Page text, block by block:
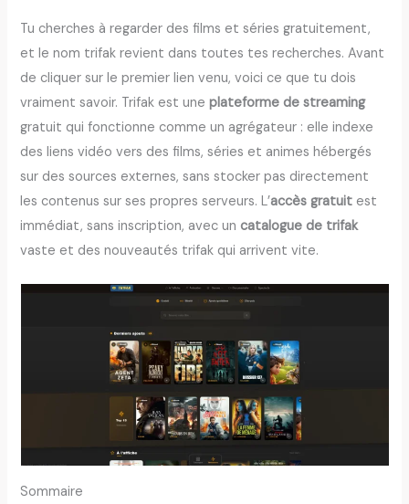
Tu cherches à regarder des films et séries gratuitement,
et le nom trifak revient dans toutes tes recherches. Avant
de cliquer sur le premier lien venu, voici ce que tu dois
vraiment savoir. Trifak est uneplateforme de streaming
gratuit qui fonctionne comme un agrégateur : elle indexe
des liens vidéo vers des films, séries et animes hébergés
sur des sources externes, sans stocker pas directement
les contenus sur ses propres serveurs. L’accès gratuit est
immédiat, sans inscription, avec uncatalogue de trifak
vaste et des nouveautés trifak qui arrivent vite.
Sommaire